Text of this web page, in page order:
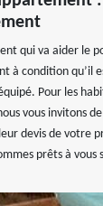
qui va aider le
à condition qu’il
Pour les
vous invitons
devis de votre
prêts à vous